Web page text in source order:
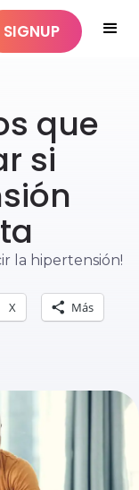
SIGNUP
que
si
la hipertensión!
X Más